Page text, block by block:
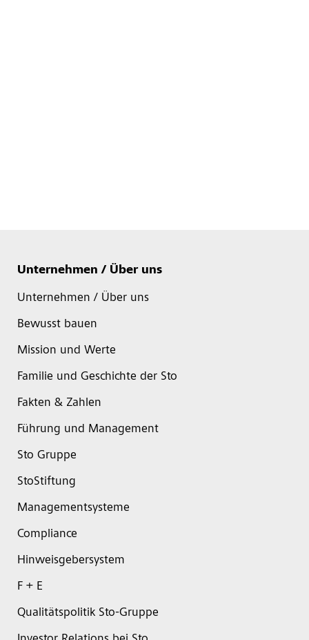
Unternehmen / Über uns
Unternehmen / Über uns
Bewusst bauen
Mission und Werte
Familie und Geschichte der Sto
Fakten & Zahlen
Führung und Management
Sto Gruppe
StoStiftung
Managementsysteme
Compliance
Hinweisgebersystem
F + E
Qualitätspolitik Sto-Gruppe